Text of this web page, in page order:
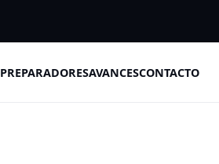
PREPARADORESAVANCESCONTACTO